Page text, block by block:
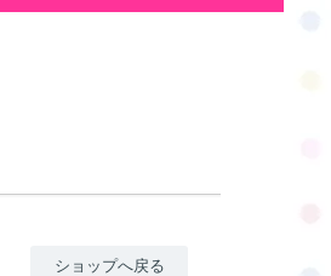
ショップへ戻る